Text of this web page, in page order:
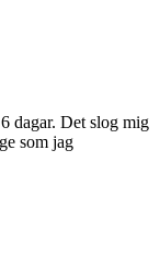
dagar. Det slog mig
som jag